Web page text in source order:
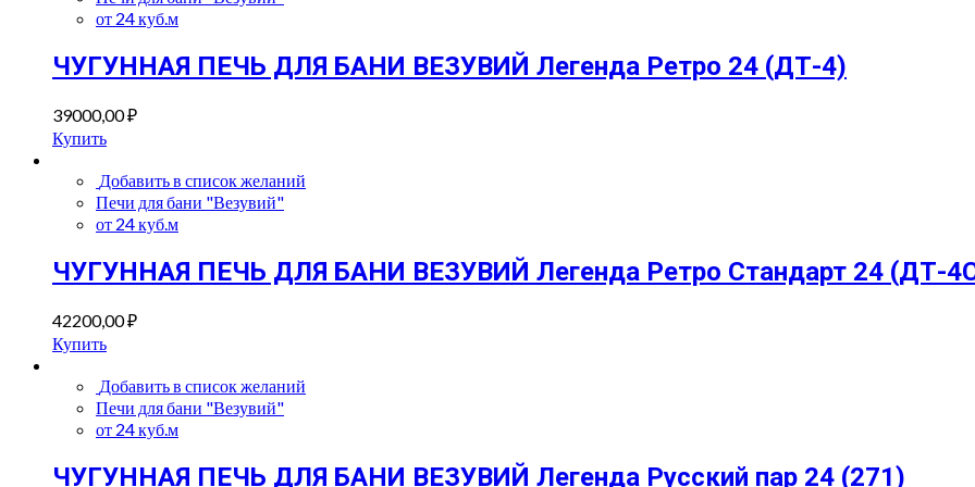
от 24 куб.м
ЧУГУННАЯ ПЕЧЬ ДЛЯ БАНИ ВЕЗУВИЙ Легенда Ретро 24 (ДТ-4)
39000,00₽
Купить
Добавить в список желаний
Печи для бани "Везувий"
от 24 куб.м
ЧУГУННАЯ ПЕЧЬ ДЛЯ БАНИ ВЕЗУВИЙ Легенда Ретро Стандарт 24 (ДТ-
42200,00₽
Купить
Добавить в список желаний
Печи для бани "Везувий"
от 24 куб.м
ЧУГУННАЯ ПЕЧЬ ДЛЯ БАНИ ВЕЗУВИЙ Легенда Русский пар 24 (271)